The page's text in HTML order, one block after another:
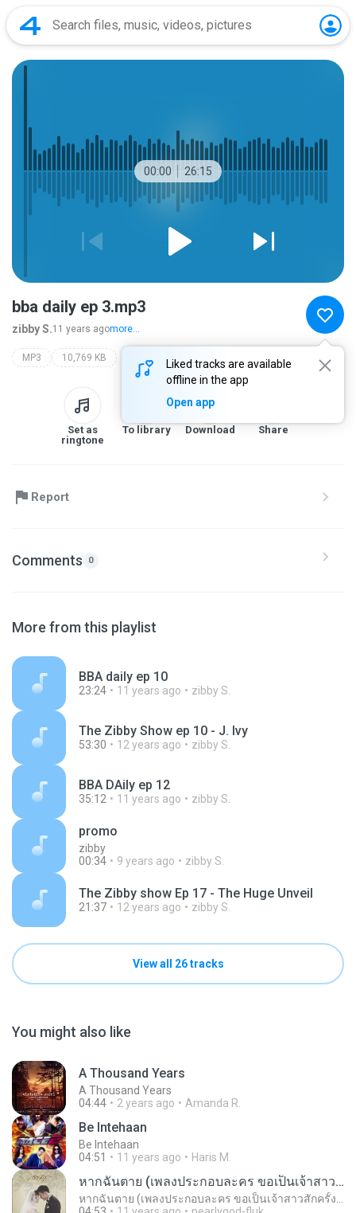
00:00 26:15
Liked tracks are available
offline in the app
Open app
bba daily ep 3.mp3
zibby S.11 years agomore...
MP3 10,769 KB
Set as
ringtone
To library Download Share
Report
Comments 0
More from this playlist
BBA daily ep 10
23:24 11 years ago zibby S.
The Zibby Show ep 10 - J. Ivy
53:30 12 years ago zibby S.
BBA DAily ep 12
35:12 11 years ago zibby S.
promo
zibby
00:34
9 years ago zibby S.
The Zibby show Ep 17 - The Huge Unveil
21:37 12 years ago zibby S.
View all 26 tracks
You might also like
A Thousand Years
A Thousand Years
04:44
2 years ago Amanda R.
Be Intehaan
Be Intehaan
04:51
11 years ago Haris M.
หากฉันตาย (เพลงประกอบละคร ขอเป็นเจ้าสาวสักครั้งให้ชื่นใจ)